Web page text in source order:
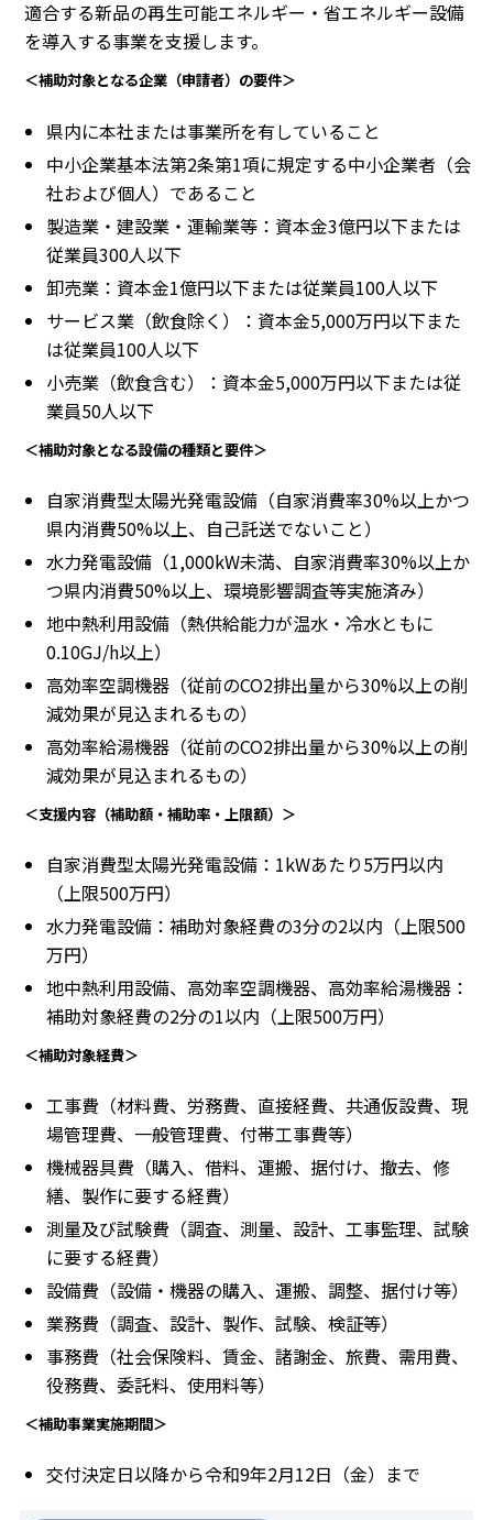
適合する新品の再生可能エネルギー・省エネルギー設備
を導入する事業を支援します。
＜補助対象となる企業（申請者）の要件＞
県内に本社または事業所を有していること
中小企業基本法第2条第1項に規定する中小企業者（会
社および個人）であること
製造業・建設業・運輸業等：資本金3億円以下または
従業員300人以下
卸売業：資本金1億円以下または従業員100人以下
サービス業（飲食除く）：資本金5,000万円以下また
は従業員100人以下
小売業（飲食含む）：資本金5,000万円以下または従
業員50人以下
＜補助対象となる設備の種類と要件＞
自家消費型太陽光発電設備（自家消費率30%以上かつ
県内消費50%以上、自己託送でないこと）
水力発電設備（1,000kW未満、自家消費率30%以上か
つ県内消費50%以上、環境影響調査等実施済み）
地中熱利用設備（熱供給能力が温水・冷水ともに
0.10GJ/h以上）
高効率空調機器（従前のCO2排出量から30%以上の削
減効果が見込まれるもの）
高効率給湯機器（従前のCO2排出量から30%以上の削
減効果が見込まれるもの）
＜支援内容（補助額・補助率・上限額）＞
自家消費型太陽光発電設備：1kWあたり5万円以内
（上限500万円）
水力発電設備：補助対象経費の3分の2以内（上限500
万円）
地中熱利用設備、高効率空調機器、高効率給湯機器：
補助対象経費の2分の1以内（上限500万円）
＜補助対象経費＞
工事費（材料費、労務費、直接経費、共通仮設費、現
場管理費、一般管理費、付帯工事費等）
機械器具費（購入、借料、運搬、据付け、撤去、修
繕、製作に要する経費）
測量及び試験費（調査、測量、設計、工事監理、試験
に要する経費）
設備費（設備・機器の購入、運搬、調整、据付け等）
業務費（調査、設計、製作、試験、検証等）
事務費（社会保険料、賃金、諸謝金、旅費、需用費、
役務費、委託料、使用料等）
＜補助事業実施期間＞
交付決定日以降から令和9年2月12日（金）まで